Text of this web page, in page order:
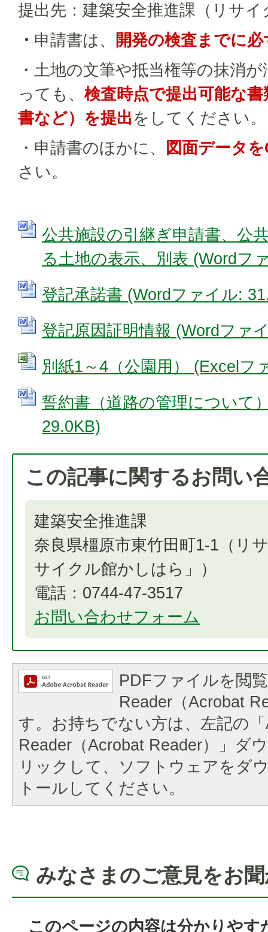
提出先：建築安全推進課（リサ
・ 申請書は、
開発の検査までに必
・土地の文筆や抵当権等の抹消
っても、 検査時点で提出可能な
書など）を提出をしてください。
・申請書のほかに、
図面データ
さい。
公共施設の引継ぎ申請書、公
る土地の表示、別表 (Wordフ
登記承諾書 (Wordファイル:
登記原因証明情報 (Wordファ
別紙1～4（公園用） (Excelフ
誓約書（道路の管理について
29.0KB)
この記事に関するお問い
建築安全推進課
奈良県橿原市東竹田町1-1（リ
サイクル館かしはら」）
電話：0744-47-3517
お問い合わせフォーム
PDFファイルを閲
Reader（Acrobat
す。お持ちでない方は、左記の
Reader（Acrobat Reader）」ダ
リックして、ソフトウェアをダ
トールしてください。
みなさまのご意見をお
このページの内容は分かりやす